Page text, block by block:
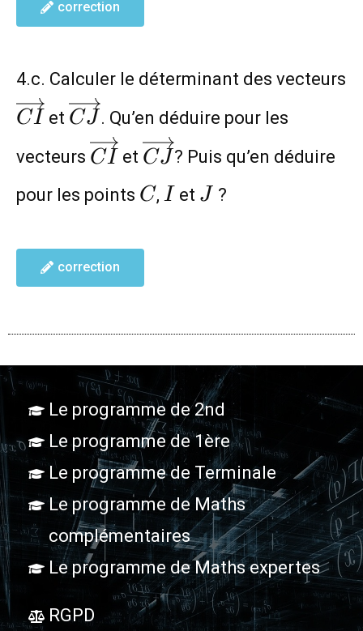
correction
4.c. Calculer le déterminant des vecteurs
\overrightarrow{CI}
CI et \overrightarrow{CJ}
CJ . Qu’en déduire pour les
vecteurs \overrightarrow{CI}
CI et \overrightarrow{CJ}
CJ? Puis qu’en déduire
pour les points C
C, I
I et J
J ?
correction
Le programme de 2nd
Le programme de 1ère
Le programme de Terminale
Le programme de Maths
complémentaires
Le programme de Maths expertes
RGPD